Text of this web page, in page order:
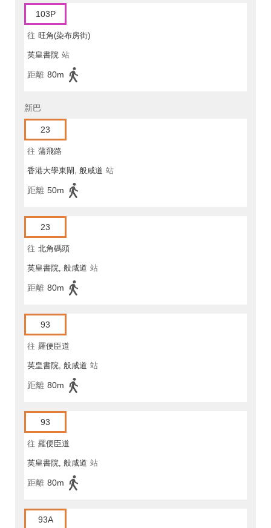
103P
往 旺角(染布房街)
英皇書院 站
距離 80m
新巴
23
往 蒲飛路
香港大學東閘, 般咸道 站
距離 50m
23
往 北角碼頭
英皇書院, 般咸道 站
距離 80m
93
往 羅便臣道
英皇書院, 般咸道 站
距離 80m
93
往 羅便臣道
英皇書院, 般咸道 站
距離 80m
93A